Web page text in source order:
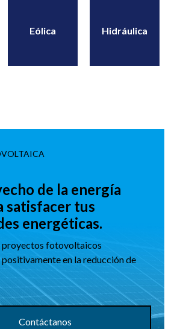
Eólica Hidráulica
de la energía
satisfacer tus
energéticas.
proyectos fotovoltaicos
en la reducción de
Contáctanos